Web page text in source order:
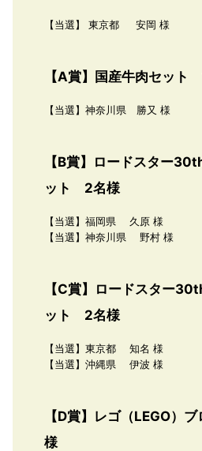
【当選】 東京都 安岡 様
【A賞】国産牛肉セット
【当選】神奈川県 勝又 様
【B賞】ロードスター
ット 2名様
【当選】福岡県 久原 様
【当選】神奈川県 野村 様
【C賞】ロードスター
ット 2名様
【当選】東京都 知名 様
【当選】沖縄県 伊波 様
【D賞】レゴ（LEGO）
様